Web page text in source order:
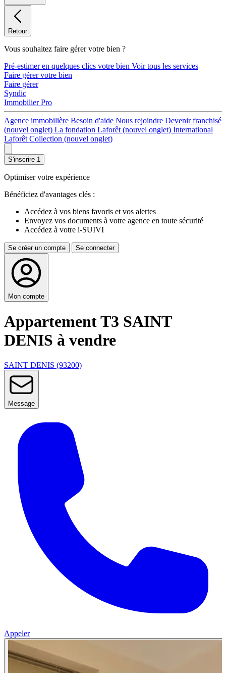
Retour
Vous souhaitez faire gérer votre bien ?
Pré-estimer en quelques clics votre bien Voir tous les services
Faire gérer votre bien
Faire gérer
Syndic
Immobilier Pro
Agence immobilière Besoin d'aide Nous rejoindre Devenir franchisé
(nouvel onglet) La fondation Laforêt (nouvel onglet) International
Laforêt Collection (nouvel onglet)
S'inscrire 1
Optimiser votre expérience
Bénéficiez d'avantages clés :
Accédez à vos biens favoris et vos alertes
Envoyez vos documents à votre agence en toute sécurité
Accédez à votre i-SUIVI
Se créer un compte Se connecter
Mon compte
Appartement T3 SAINT
DENIS à vendre
SAINT DENIS (93200)
Message
Appeler